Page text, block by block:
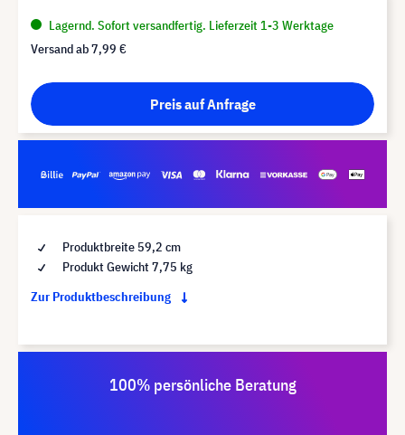
Lagernd. Sofort versandfertig. Lieferzeit 1-3 Werktage
Versand ab7,99 €
Preis auf Anfrage
Produktbreite 59,2 cm
Produkt Gewicht 7,75 kg
Zur Produktbeschreibung
100% persönliche Beratung